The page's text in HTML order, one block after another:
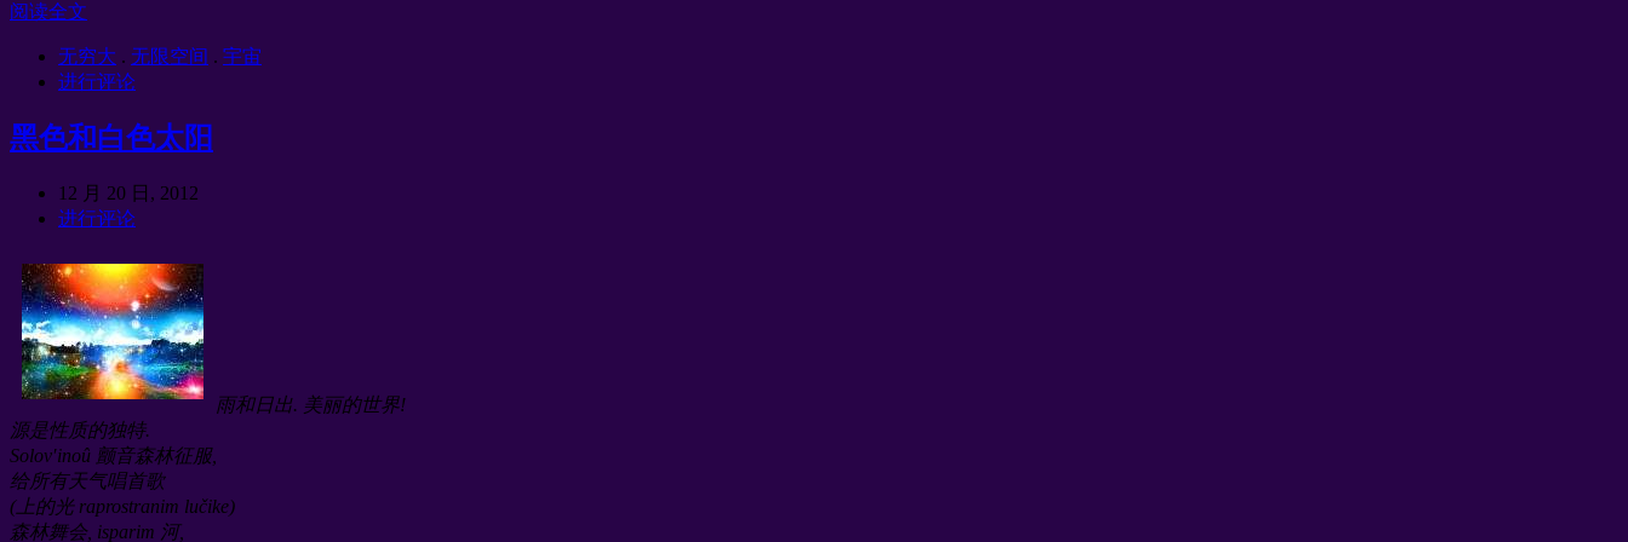
阅读全文
无穷大 . 无限空间 . 宇宙
进行评论
黑色和白色太阳
12 月 20 日, 2012
进行评论
雨和日出. 美丽的世界!
源是性质的独特.
Solov′inoû 颤音森林征服,
给所有天气唱首歌
(上的光 raprostranim lučike)
森林舞会, isparim 河,